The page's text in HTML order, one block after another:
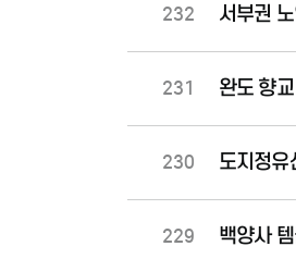
232 서부권
231 완도 향
230 도지정유
229 백양사